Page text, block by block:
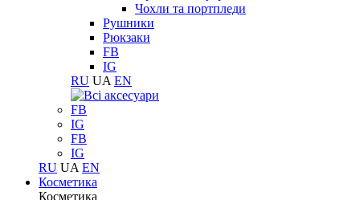
Чохли та портпледи
Рушники
Рюкзаки
FB
IG
RU UA EN
FB
IG
FB
IG
RU UA EN
Косметика
Косметика